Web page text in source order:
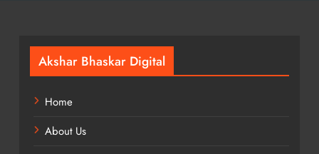
Akshar Bhaskar Digital
Home
About Us